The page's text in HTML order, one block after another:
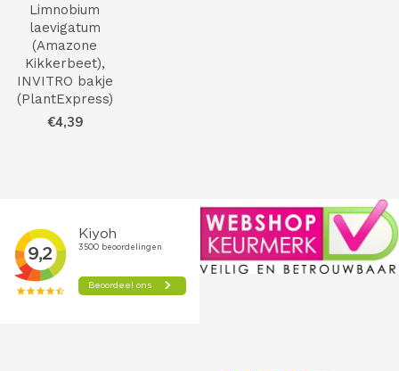
Limnobium
laevigatum
(Amazone
Kikkerbeet),
INVITRO bakje
(PlantExpress)
€4,39